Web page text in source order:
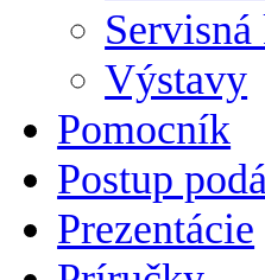
Výstavy
Pomocník
Postup
Prezentácie